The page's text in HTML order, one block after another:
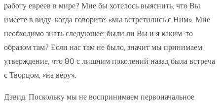
работу евреев в мире? Мне бы хотелось выяснить, что Вы
имеете в виду, когда говорите: «мы встретились с Ним». Мне
необходимо знать следующее: были ли Вы и я каким-то
образом там? Если нас там не было, значит мы принимаем
утверждение, что 80 с лишним поколений назад была встреча
с Творцом, «на веру».
Дэвид, Поскольку мы не воспринимаем первоначальное